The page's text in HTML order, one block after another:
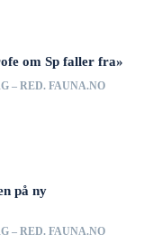
om Sp faller fra»
– RED. FAUNA.NO
på ny
– RED. FAUNA.NO